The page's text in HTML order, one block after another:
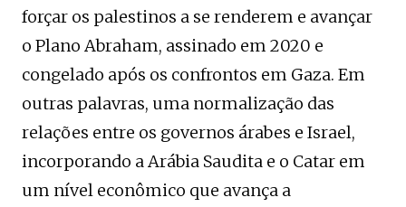
forçar os palestinos a se renderem e avançar
o Plano Abraham, assinado em 2020 e
congelado após os confrontos em Gaza. Em
outras palavras, uma normalização das
relações entre os governos árabes e Israel,
incorporando a Arábia Saudita e o Catar em
um nível econômico que avança a